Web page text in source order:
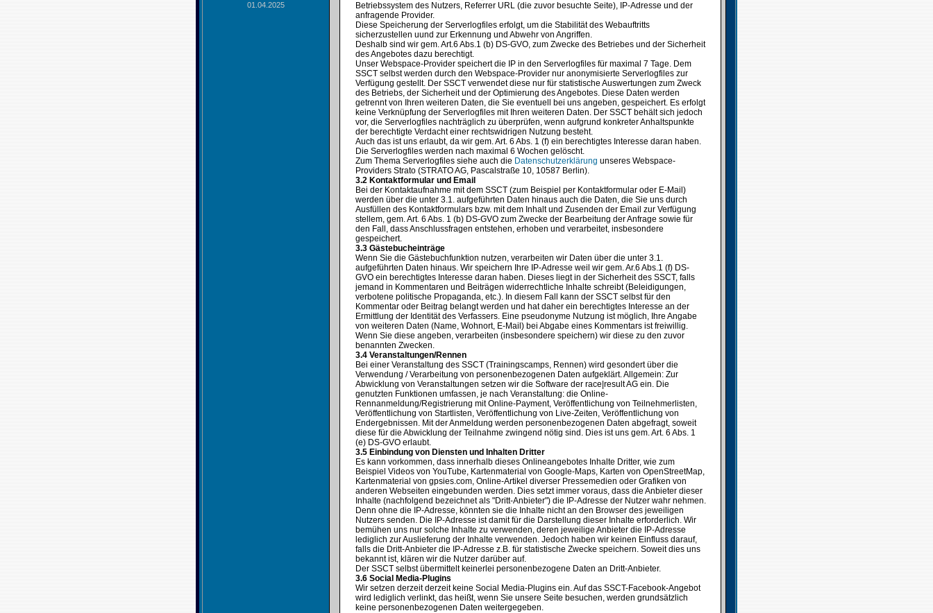
01.04.2025
Betriebssystem des Nutzers, Referrer URL (die zuvor besuchte Seite), IP-Adresse und der
anfragende Provider.
Diese Speicherung der Serverlogfiles erfolgt, um die Stabilität des Webauftritts
sicherzustellen uund zur Erkennung und Abwehr von Angriffen.
Deshalb sind wir gem. Art.6 Abs.1 (b) DS-GVO, zum Zwecke des Betriebes und der Sicherheit
des Angebotes dazu berechtigt.
Unser Webspace-Provider speichert die IP in den Serverlogfiles für maximal 7 Tage. Dem
SSCT selbst werden durch den Webspace-Provider nur anonymisierte Serverlogfiles zur
Verfügung gestellt. Der SSCT verwendet diese nur für statistische Auswertungen zum Zweck
des Betriebs, der Sicherheit und der Optimierung des Angebotes. Diese Daten werden
getrennt von Ihren weiteren Daten, die Sie eventuell bei uns angeben, gespeichert. Es erfolgt
keine Verknüpfung der Serverlogfiles mit Ihren weiteren Daten. Der SSCT behält sich jedoch
vor, die Serverlogfiles nachträglich zu überprüfen, wenn aufgrund konkreter Anhaltspunkte
der berechtigte Verdacht einer rechtswidrigen Nutzung besteht.
Auch das ist uns erlaubt, da wir gem. Art. 6 Abs. 1 (f) ein berechtigtes Interesse daran haben.
Die Serverlogfiles werden nach maximal 6 Wochen gelöscht.
Zum Thema Serverlogfiles siehe auch die Datenschutzerklärung unseres Webspace-
Providers Strato (STRATO AG, Pascalstraße 10, 10587 Berlin).
3.2 Kontaktformular und Email
Bei der Kontaktaufnahme mit dem SSCT (zum Beispiel per Kontaktformular oder E-Mail)
werden über die unter 3.1. aufgeführten Daten hinaus auch die Daten, die Sie uns durch
Ausfüllen des Kontaktformulars bzw. mit dem Inhalt und Zusenden der Email zur Verfügung
stellem, gem. Art. 6 Abs. 1 (b) DS-GVO zum Zwecke der Bearbeitung der Anfrage sowie für
den Fall, dass Anschlussfragen entstehen, erhoben und verarbeitet, insbesondere
gespeichert.
3.3 Gästebucheinträge
Wenn Sie die Gästebuchfunktion nutzen, verarbeiten wir Daten über die unter 3.1.
aufgeführten Daten hinaus. Wir speichern Ihre IP-Adresse weil wir gem. Ar.6 Abs.1 (f) DS-
GVO ein berechtigtes Interesse daran haben. Dieses liegt in der Sicherheit des SSCT, falls
jemand in Kommentaren und Beiträgen widerrechtliche Inhalte schreibt (Beleidigungen,
verbotene politische Propaganda, etc.). In diesem Fall kann der SSCT selbst für den
Kommentar oder Beitrag belangt werden und hat daher ein berechtigtes Interesse an der
Ermittlung der Identität des Verfassers. Eine pseudonyme Nutzung ist möglich, Ihre Angabe
von weiteren Daten (Name, Wohnort, E-Mail) bei Abgabe eines Kommentars ist freiwillig.
Wenn Sie diese angeben, verarbeiten (insbesondere speichern) wir diese zu den zuvor
benannten Zwecken.
3.4 Veranstaltungen/Rennen
Bei einer Veranstaltung des SSCT (Trainingscamps, Rennen) wird gesondert über die
Verwendung / Verarbeitung von personenbezogenen Daten aufgeklärt. Allgemein: Zur
Abwicklung von Veranstaltungen setzen wir die Software der race|result AG ein. Die
genutzten Funktionen umfassen, je nach Veranstaltung: die Online-
Rennanmeldung/Registrierung mit Online-Payment, Veröffentlichung von Teilnehmerlisten,
Veröffentlichung von Startlisten, Veröffentlichung von Live-Zeiten, Veröffentlichung von
Endergebnissen. Mit der Anmeldung werden personenbezogenen Daten abgefragt, soweit
diese für die Abwicklung der Teilnahme zwingend nötig sind. Dies ist uns gem. Art. 6 Abs. 1
(e) DS-GVO erlaubt.
3.5 Einbindung von Diensten und Inhalten Dritter
Es kann vorkommen, dass innerhalb dieses Onlineangebotes Inhalte Dritter, wie zum
Beispiel Videos von YouTube, Kartenmaterial von Google-Maps, Karten von OpenStreetMap,
Kartenmaterial von gpsies.com, Online-Artikel diverser Pressemedien oder Grafiken von
anderen Webseiten eingebunden werden. Dies setzt immer voraus, dass die Anbieter dieser
Inhalte (nachfolgend bezeichnet als "Dritt-Anbieter") die IP-Adresse der Nutzer wahr nehmen.
Denn ohne die IP-Adresse, könnten sie die Inhalte nicht an den Browser des jeweiligen
Nutzers senden. Die IP-Adresse ist damit für die Darstellung dieser Inhalte erforderlich. Wir
bemühen uns nur solche Inhalte zu verwenden, deren jeweilige Anbieter die IP-Adresse
lediglich zur Auslieferung der Inhalte verwenden. Jedoch haben wir keinen Einfluss darauf,
falls die Dritt-Anbieter die IP-Adresse z.B. für statistische Zwecke speichern. Soweit dies uns
bekannt ist, klären wir die Nutzer darüber auf.
Der SSCT selbst übermittelt keinerlei personenbezogene Daten an Dritt-Anbieter.
3.6 Social Media-Plugins
Wir setzen derzeit derzeit keine Social Media-Plugins ein. Auf das SSCT-Facebook-Angebot
wird lediglich verlinkt, das heißt, wenn Sie unsere Seite besuchen, werden grundsätzlich
keine personenbezogenen Daten weitergegeben.